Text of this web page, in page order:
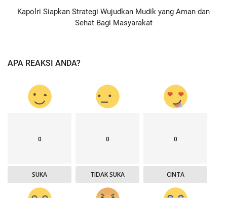
Kapolri Siapkan Strategi Wujudkan Mudik yang Aman dan
Sehat Bagi Masyarakat
APA REAKSI ANDA?
0
SUKA
0
TIDAK SUKA
0
CINTA